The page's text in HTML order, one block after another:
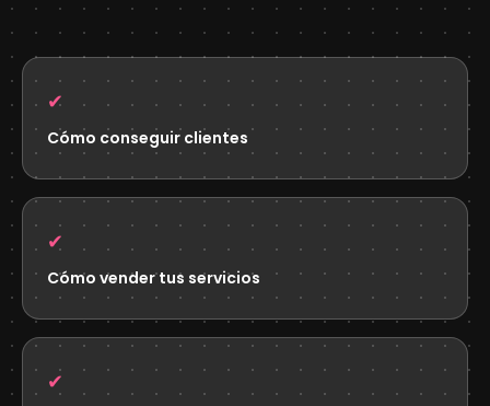
✔
Cómo conseguir clientes
✔
Cómo vender tus servicios
✔